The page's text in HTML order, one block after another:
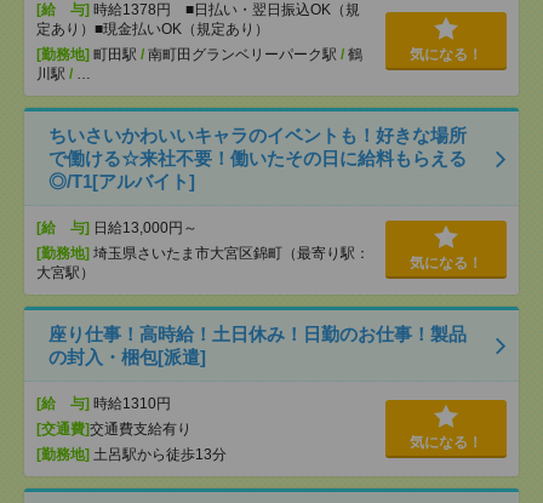
[給 与] 時給1378円 ■日払い・翌日振込OK（規
定あり）■現金払いOK（規定あり）
[勤務地] 町田駅 / 南町田グランベリーパーク駅 / 鶴
川駅 / …
気になる！
ちいさいかわいいキャラのイベントも！好きな場所
で働ける☆来社不要！働いたその日に給料もらえる
◎/T1[アルバイト]
[給 与] 日給13,000円～
[勤務地] 埼玉県さいたま市大宮区錦町（最寄り駅：
大宮駅）
気になる！
座り仕事！高時給！土日休み！日勤のお仕事！製品
の封入・梱包[派遣]
[給 与] 時給1310円
[交通費]交通費支給有り
[勤務地] 土呂駅から徒歩13分
気になる！